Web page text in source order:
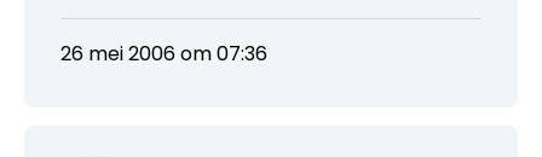
26 mei 2006 om 07:36